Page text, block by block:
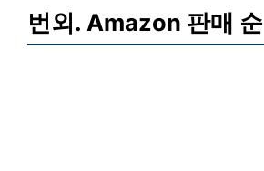
번외. Amazon 판매 순